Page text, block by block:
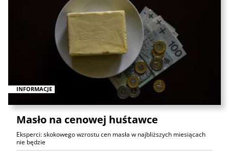
INFORMACJE
Masło na cenowej huśtawce
Eksperci: skokowego wzrostu cen masła w najbliższych miesiącach
nie będzie